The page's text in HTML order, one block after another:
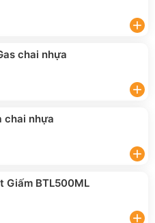
add
chai nhựa
add
chai nhựa
add
Giấm BTL500ML
add